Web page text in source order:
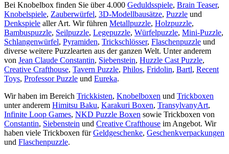
Bei Knobelbox finden Sie über 4.000 Geduldsspiele, Brain Teaser,
Knobelspiele, Zauberwürfel, 3D-Modellbausätze, Puzzle und
Denkspiele aller Art. Wir führen Metallpuzzle, Holzpuzzle,
Bambuspuzzle, Seilpuzzle, Legepuzzle, Würfelpuzzle, Mini-Puzzle,
Schlangenwürfel, Pyramiden, Trickschlösser, Flaschenpuzzle und
diverse weitere Puzzlearten aus der ganzen Welt. Unter anderem
von Jean Claude Constantin, Siebenstein, Huzzle Cast Puzzle,
Creative Crafthouse, Tavern Puzzle, Philos, Fridolin, Bartl, Recent
Toys, Professor Puzzle und Eureka.
Wir haben im Bereich Trickkisten, Knobelboxen und Trickboxen
unter anderem Himitsu Baku, Karakuri Boxen, TransylvanyArt,
Infinite Loop Games, NKD Puzzle Boxen sowie Trickboxen von
Constantin, Siebenstein und Creative Crafthouse im Angebot. Wir
haben viele Trickboxen fürGeldgeschenke, Geschenkverpackungen
und Flaschenpuzzle.